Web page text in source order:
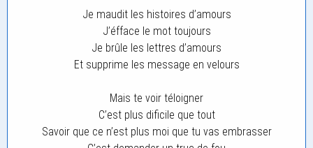
Je maudit les histoires d’amours
J’éfface le mot toujours
Je brûle les lettres d’amours
Et supprime les message en velours
Mais te voir téloigner
C’est plus dificile que tout
Savoir que ce n’est plus moi que tu vas embrasser